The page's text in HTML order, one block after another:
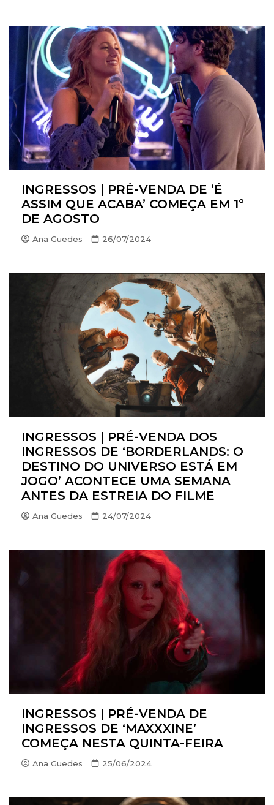
INGRESSOS | PRÉ-VENDA DE ‘É
ASSIM QUE ACABA’ COMEÇA EM 1º
DE AGOSTO
Ana Guedes 26/07/2024
INGRESSOS | PRÉ-VENDA DOS
INGRESSOS DE ‘BORDERLANDS: O
DESTINO DO UNIVERSO ESTÁ EM
JOGO’ ACONTECE UMA SEMANA
ANTES DA ESTREIA DO FILME
Ana Guedes 24/07/2024
INGRESSOS | PRÉ-VENDA DE
INGRESSOS DE ‘MAXXXINE’
COMEÇA NESTA QUINTA-FEIRA
Ana Guedes 25/06/2024